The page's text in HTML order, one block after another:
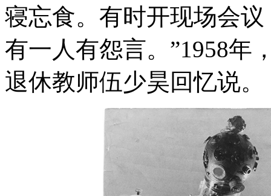
寝忘食。有时开现场会
有一人有怨言。”1958年
退休教师伍少昊回忆说。